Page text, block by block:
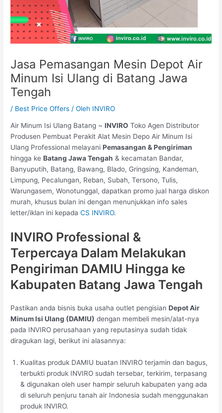
Jasa Pemasangan Mesin Depot Air
Minum Isi Ulang di Batang Jawa
Tengah
/ Best Price Offers / Oleh INVIRO
Air Minum Isi Ulang Batang ~INVIRO Toko Agen Distributor
Produsen Pembuat Perakit Alat Mesin Depo Air Minum Isi
Ulang Professional melayaniPemasangan & Pengiriman
hingga keBatang Jawa Tengah & kecamatan Bandar,
Banyuputih, Batang, Bawang, Blado, Gringsing, Kandeman,
Limpung, Pecalungan, Reban, Subah, Tersono, Tulis,
Warungasem, Wonotunggal, dapatkan promo jual harga diskon
murah, khusus bulan ini dengan menunjukkan info sales
letter/iklan ini kepadaCS INVIRO.
INVIRO Professional &
Terpercaya Dalam Melakukan
Pengiriman DAMIU Hingga ke
Kabupaten Batang Jawa Tengah
Pastikan anda bisnis buka usaha outlet pengisianDepot Air
Minum Isi Ulang (DAMIU) dengan membeli mesin/alat-nya
pada INVIRO perusahaan yang reputasinya sudah tidak
diragukan lagi, berikut ini alasannya:
Kualitas produk DAMIU buatan INVIRO terjamin dan bagus,
terbukti produk INVIRO sudah tersebar, terkirim, terpasang
& digunakan oleh user hampir seluruh kabupaten yang ada
di seluruh penjuru tanah air Indonesia sudah menggunakan
produk INVIRO.